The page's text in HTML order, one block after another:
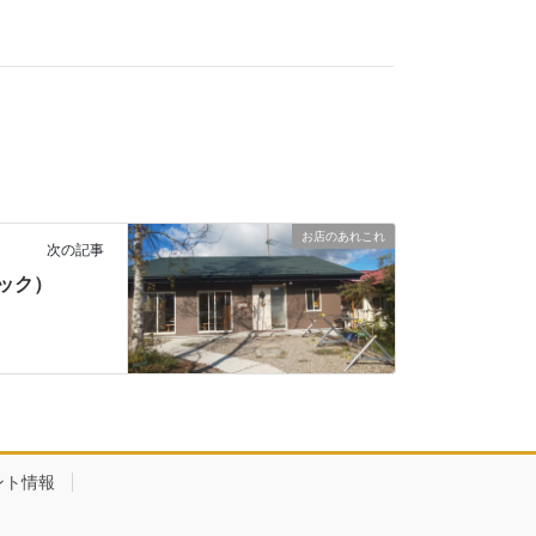
お店のあれこれ
次の記事
ク）
ト情報